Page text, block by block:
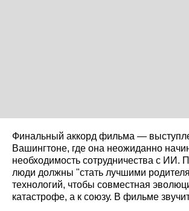
Финальный аккорд фильма —
Вашингтоне, где она неожиданно
необходимость сотрудничества с ИИ.
люди должны "стать лучшими
технологий, чтобы совместная
катастрофе, а к союзу. В фильме